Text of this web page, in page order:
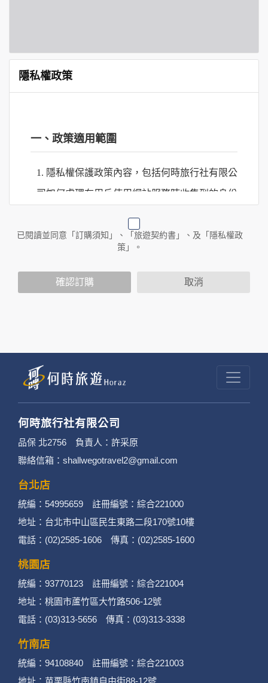
隱私權政策
一、政策適用範圍
1. 隱私權保護政策內容，包括何時旅行社有限公
司如何處理在用戶使用網站服務時收集到的身份
份識別資料。
以外的公司 or 網站群，與非何時旅行社有限公
提供的個人資訊，這些廣告廠商或連結網站有其
個別的隱私權保護政策，其資料處理措施不適用
3. 您個人在何時旅行社有限公司旗下網站上的聊
天室或討論區中任意公開個人資料的行為，在非
經加密的保護下，不適用於何時旅行社有限公司
隱私權保護政策。
二、個資蒐集處理利用
2. 蒐集目的：提供本公司相關服務、行銷、客戶
管理、會員管理及其他與第三人合作之行銷推廣
活動。
3. 個人資料類別：
已閱讀並同意「訂購須知」、「旅遊契約書」、及「隱私權政
策」。
確認訂購 取消
何時旅行社有限公司
品保 北2756 負責人：許采原
聯絡信箱：shallwegotravel2@gmail.com
台北店
統編：54995659 註冊編號：綜合221000
地址：台北市中山區民生東路二段170號10樓
電話：(02)2585-1606 傳真：(02)2585-1600
桃園店
統編：93770123 註冊編號：綜合221004
地址：桃園市蘆竹區大竹路506-12號
電話：(03)313-5656 傳真：(03)313-3338
竹南店
統編：94108840 註冊編號：綜合221003
地址：苗栗縣竹南鎮自由街88-12號